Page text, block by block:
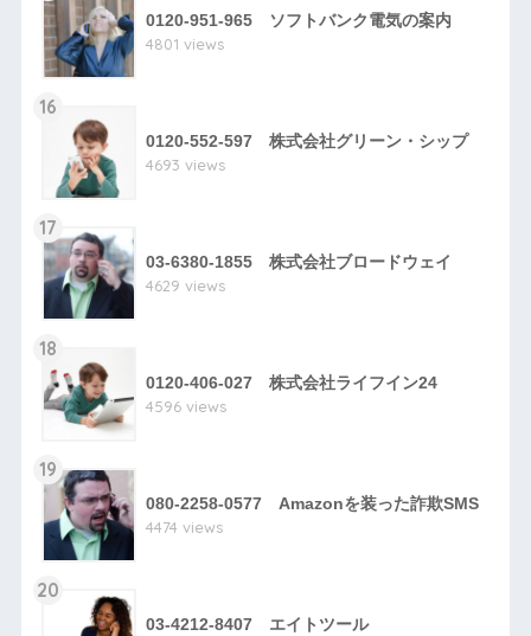
0120-951-965 ソフトバンク電気の案内
4801 views
16
0120-552-597 株式会社グリーン・シップ
4693 views
17
03-6380-1855 株式会社ブロードウェイ
4629 views
18
0120-406-027 株式会社ライフイン24
4596 views
19
080-2258-0577 Amazonを装った詐欺SMS
4474 views
20
03-4212-8407 エイトツール